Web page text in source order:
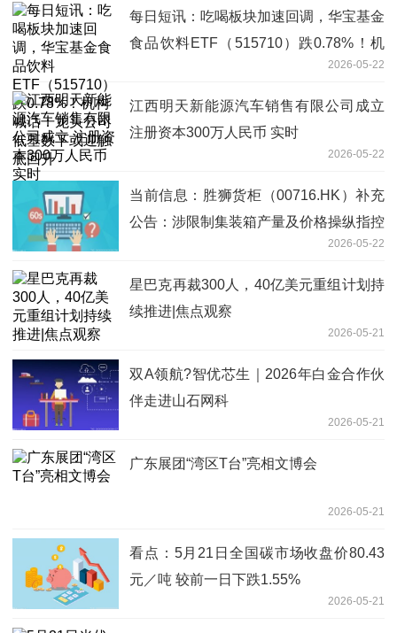
每日短讯：吃喝板块加速回调，华宝基金
食品饮料ETF（515710）跌0.78%！机
构喊话：龙头公司低基数下或迎触底回升
2026-05-22
江西明天新能源汽车销售有限公司成立
注册资本300万人民币 实时
2026-05-22
当前信息：胜狮货柜（00716.HK）补充
公告：涉限制集装箱产量及价格操纵指控
2026-05-22
星巴克再裁300人，40亿美元重组计划持
续推进|焦点观察
2026-05-21
双A领航?智优芯生｜2026年白金合作伙
伴走进山石网科
2026-05-21
广东展团“湾区T台”亮相文博会
2026-05-21
看点：5月21日全国碳市场收盘价80.43
元／吨 较前一日下跌1.55%
2026-05-21